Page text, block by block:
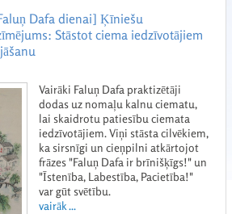
Dafa dienai] Ķīniešu
Stāstot ciema iedzīvotājiem
Vairāki Faluņ Dafa praktizētāji
dodas uz nomaļu kalnu ciematu,
lai skaidrotu patiesību ciemata
iedzīvotājiem. Viņi stāsta cilvēkiem,
ka sirsnīgi un cieņpilni atkārtojot
frāzes "Faluņ Dafa ir brīnišķīgs!" un
"Īstenība, Labestība, Pacietība!"
var gūt svētību.
vairāk ...